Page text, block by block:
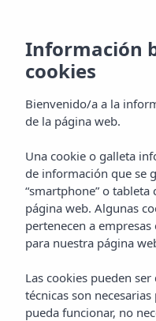
Palace
Ciudadela
Información
cookies
Bienvenido/a a la
de la página web.
Una cookie o galleta
de información que se
“smartphone” o
página web. Algunas
pertenecen a
para nuestra página
Las cookies pueden
técnicas son
pueda funcionar, no